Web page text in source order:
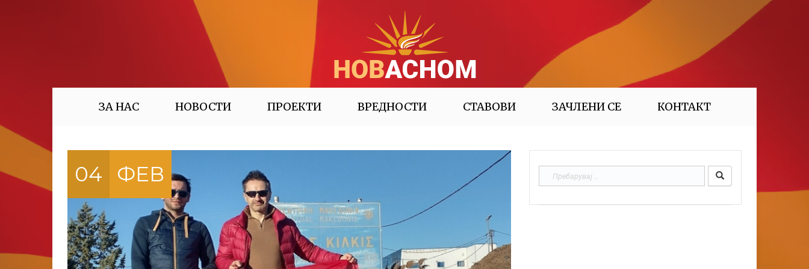
ЗА НАС НОВОСТИ ПРОЕКТИ ВРЕДНОСТИ СТАВОВИ ЗАЧЛЕНИ СЕ КОНТАКТ
04 ФЕВ
Пребарувај